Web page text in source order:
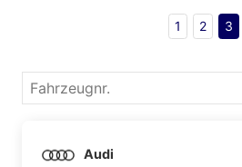
1 2 3
Fahrzeugnr.
Audi